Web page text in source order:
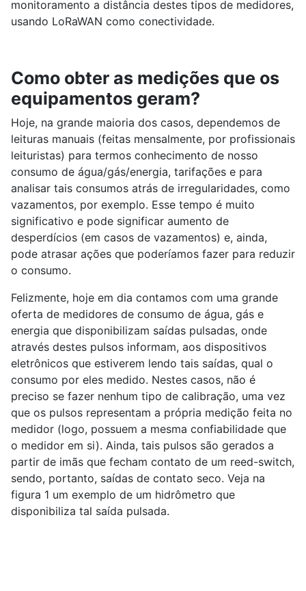
monitoramento a distância destes tipos de medidores,
usando LoRaWAN como conectividade.
Como obter as medições que os
equipamentos geram?
Hoje, na grande maioria dos casos, dependemos de
leituras manuais (feitas mensalmente, por profissionais
leituristas) para termos conhecimento de nosso
consumo de água/gás/energia, tarifações e para
analisar tais consumos atrás de irregularidades, como
vazamentos, por exemplo. Esse tempo é muito
significativo e pode significar aumento de
desperdícios (em casos de vazamentos) e, ainda,
pode atrasar ações que poderíamos fazer para reduzir
o consumo.
Felizmente, hoje em dia contamos com uma grande
oferta de medidores de consumo de água, gás e
energia que disponibilizam saídas pulsadas, onde
através destes pulsos informam, aos dispositivos
eletrônicos que estiverem lendo tais saídas, qual o
consumo por eles medido. Nestes casos, não é
preciso se fazer nenhum tipo de calibração, uma vez
que os pulsos representam a própria medição feita no
medidor (logo, possuem a mesma confiabilidade que
o medidor em si). Ainda, tais pulsos são gerados a
partir de imãs que fecham contato de um reed-switch,
sendo, portanto, saídas de contato seco. Veja na
figura 1 um exemplo de um hidrômetro que
disponibiliza tal saída pulsada.